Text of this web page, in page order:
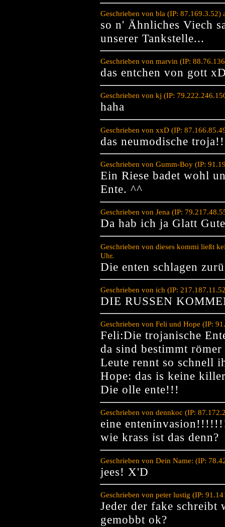
Geschrieben von bla (IP: 87.169.3.52)
so n' Ähnliches Viech
unserer Tankstelle...
Geschrieben von marvin (IP:
das entchen von gott
Geschrieben von kj (IP:
haha
Geschrieben von xxD (IP:
das neumodische
Geschrieben von Gumm-Boy (IP:
Ein Riese badet wohl
Ente. ^^
Geschrieben von Jena (IP:
Da hab ich ja Glatt
Geschrieben von dieses kommi ließt
Uhr.
Die enten schlagen
Geschrieben von ich (IP:
DIE RUSSEN
Geschrieben von Feli und Hope (IP:
Feli:Die trojanische
da sind bestimmt
Leute rennt so schnell
Hope: das is keine
Die olle ente!!!
Geschrieben von dennkoc (IP:
eine
wie krass ist das denn?
Geschrieben von Dein Name: (IP:
jees! X'D
Geschrieben von peter lustig (IP:
Jeder der fake schreibt
gemobbt ok?